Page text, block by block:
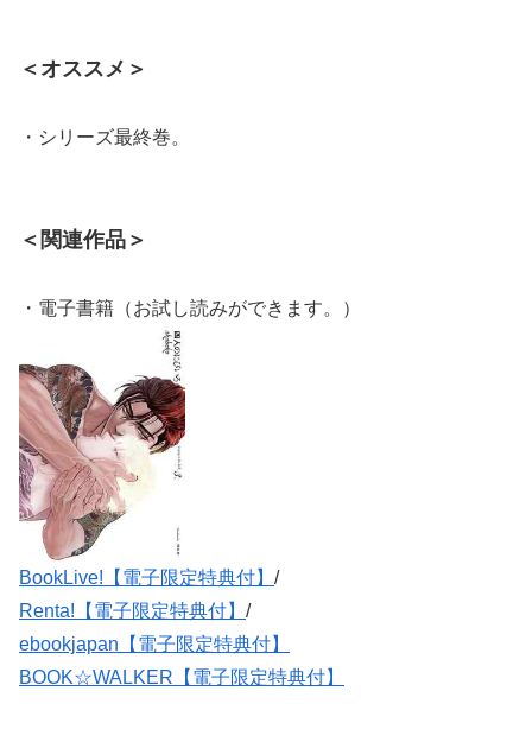
＜オススメ＞
・シリーズ最終巻。
＜関連作品＞
・電子書籍（お試し読みができます。）
BookLive!【電子限定特典付】 /
Renta!【電子限定特典付】 /
ebookjapan【電子限定特典付】
BOOK☆WALKER【電子限定特典付】